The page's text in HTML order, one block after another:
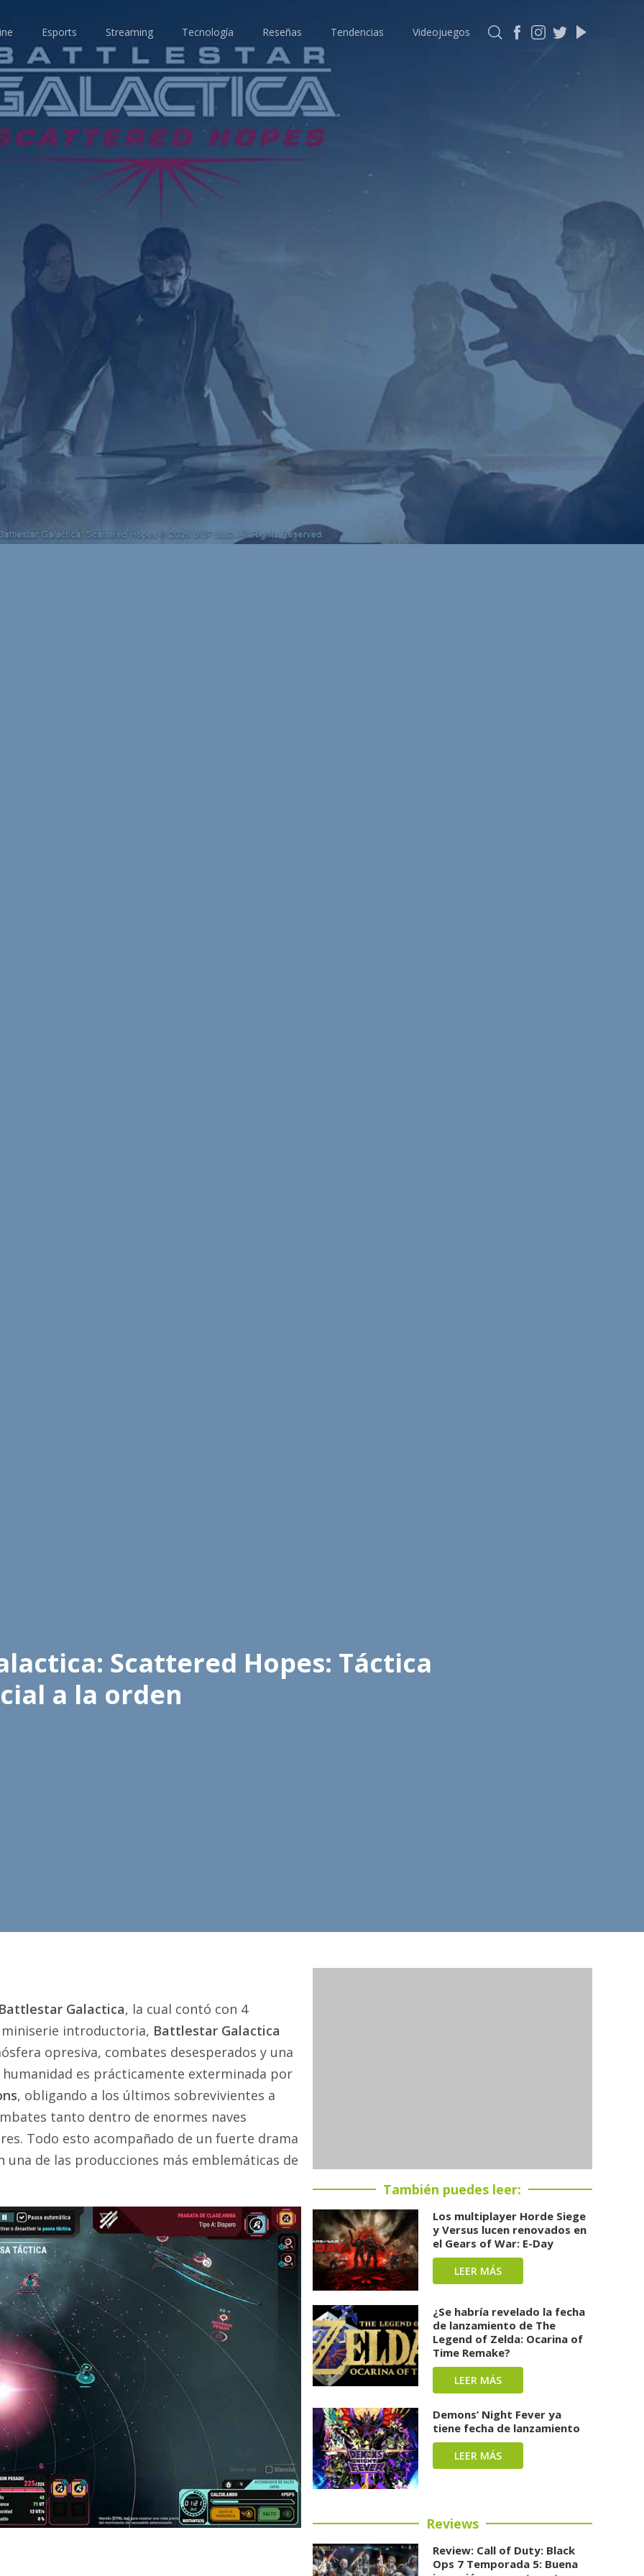
Esports Streaming Tecnología Reseñas Tendencias Videojuegos
Scattered Hopes: Táctica
a la orden
Battlestar Galactica, la cual contó con 4
miniserie introductoria, Battlestar Galactica
opresiva, combates desesperados y una
es prácticamente exterminada por
, obligando a los últimos sobrevivientes a
tanto dentro de enormes naves
Todo esto acompañado de un fuerte drama
de las producciones más emblemáticas de
También puedes leer:
Los multiplayer Horde Siege
y Versus lucen renovados en
el Gears of War: E-Day
LEER MÁS
¿Se habría revelado la fecha
de lanzamiento de The
Legend of Zelda: Ocarina of
Time Remake?
LEER MÁS
Demons’ Night Fever ya
tiene fecha de lanzamiento
LEER MÁS
Reviews
Review: Call of Duty: Black
Ops 7 Temporada 5: Buena